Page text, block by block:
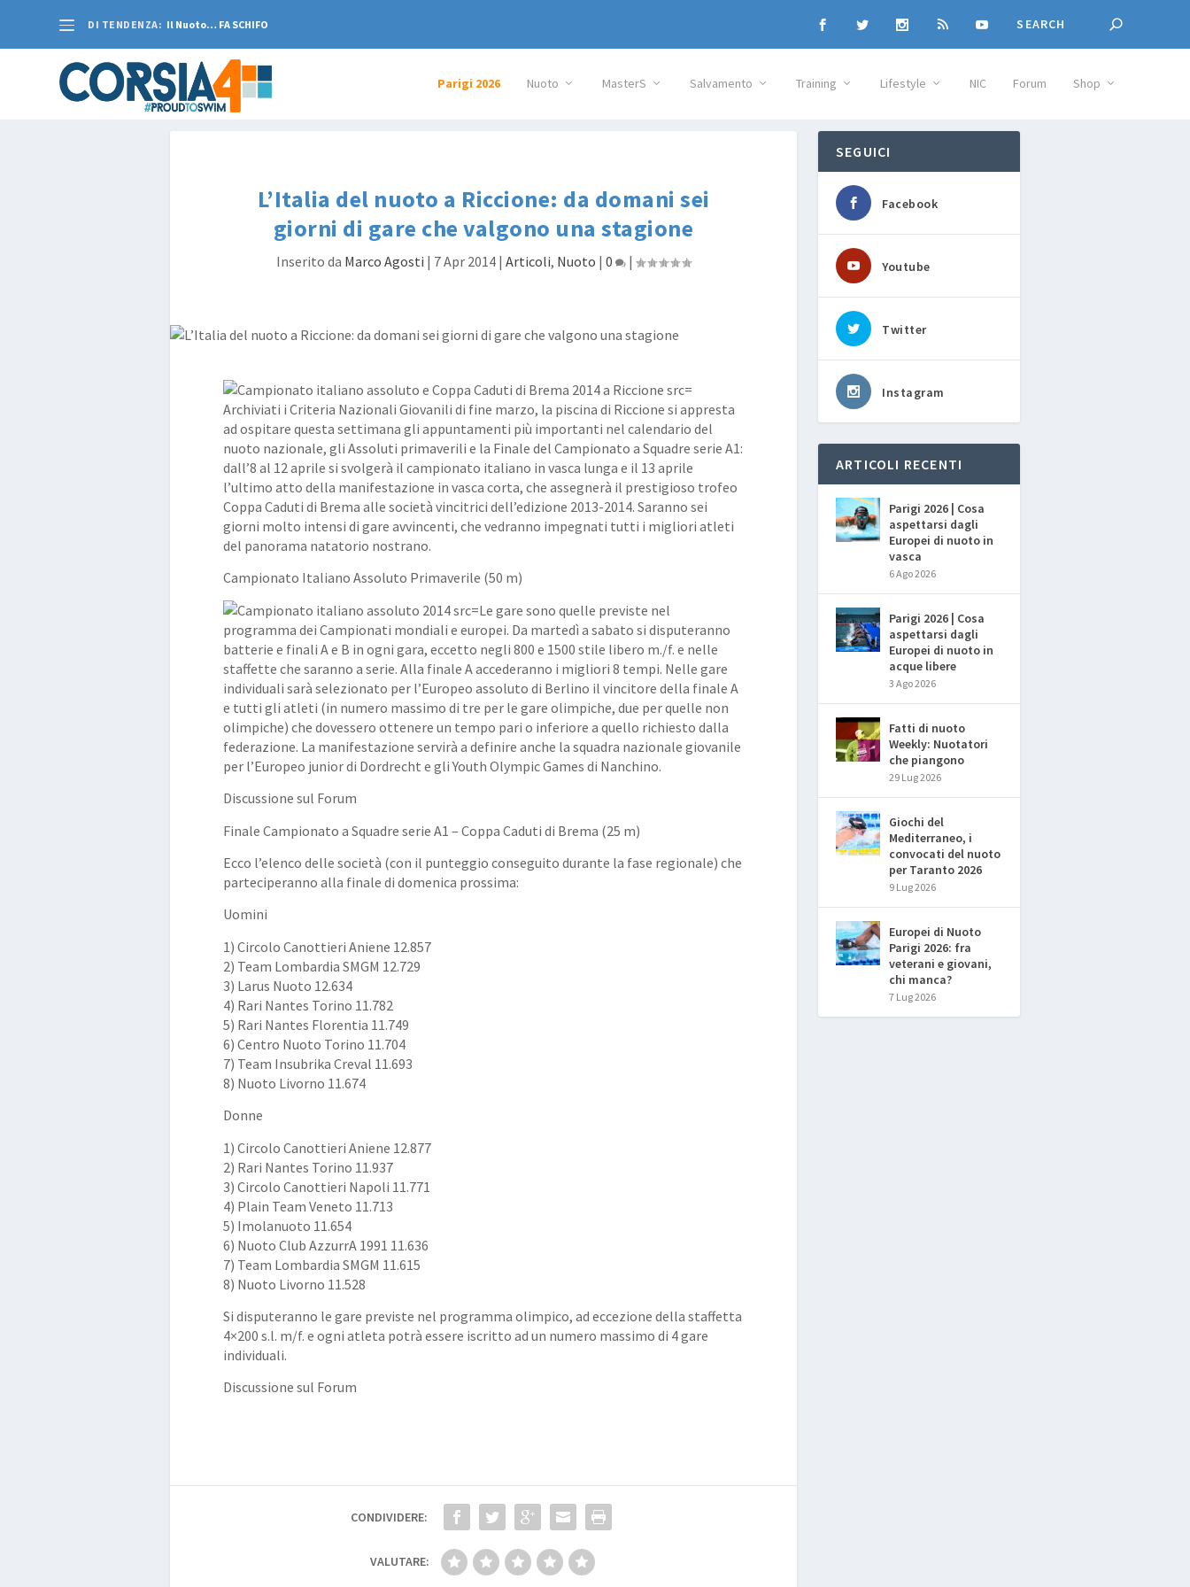
DI TENDENZA: Il Nuoto… FA SCHIFO
Parigi 2026 Nuoto MasterS Salvamento Training Lifestyle NIC Forum Shop
L’Italia del nuoto a Riccione: da domani sei
giorni di gare che valgono una stagione
Inserito da Marco Agosti | 7 Apr 2014 | Articoli, Nuoto | 0 |
Archiviati i Criteria Nazionali Giovanili di fine marzo, la piscina di Riccione si appresta
ad ospitare questa settimana gli appuntamenti più importanti nel calendario del
nuoto nazionale, gli Assoluti primaverili e la Finale del Campionato a Squadre serie A1:
dall’8 al 12 aprile si svolgerà il campionato italiano in vasca lunga e il 13 aprile
l’ultimo atto della manifestazione in vasca corta, che assegnerà il prestigioso trofeo
Coppa Caduti di Brema alle società vincitrici dell’edizione 2013-2014. Saranno sei
giorni molto intensi di gare avvincenti, che vedranno impegnati tutti i migliori atleti
del panorama natatorio nostrano.
Campionato Italiano Assoluto Primaverile (50 m)
Le gare sono quelle previste nel
programma dei Campionati mondiali e europei. Da martedì a sabato si disputeranno
batterie e finali A e B in ogni gara, eccetto negli 800 e 1500 stile libero m./f. e nelle
staffette che saranno a serie. Alla finale A accederanno i migliori 8 tempi. Nelle gare
individuali sarà selezionato per l’Europeo assoluto di Berlino il vincitore della finale A
e tutti gli atleti (in numero massimo di tre per le gare olimpiche, due per quelle non
olimpiche) che dovessero ottenere un tempo pari o inferiore a quello richiesto dalla
federazione. La manifestazione servirà a definire anche la squadra nazionale giovanile
per l’Europeo junior di Dordrecht e gli Youth Olympic Games di Nanchino.
Discussione sul Forum
Finale Campionato a Squadre serie A1 – Coppa Caduti di Brema (25 m)
Ecco l’elenco delle società (con il punteggio conseguito durante la fase regionale) che
parteciperanno alla finale di domenica prossima:
Uomini
1) Circolo Canottieri Aniene 12.857
2) Team Lombardia SMGM 12.729
3) Larus Nuoto 12.634
4) Rari Nantes Torino 11.782
5) Rari Nantes Florentia 11.749
6) Centro Nuoto Torino 11.704
7) Team Insubrika Creval 11.693
8) Nuoto Livorno 11.674
Donne
1) Circolo Canottieri Aniene 12.877
2) Rari Nantes Torino 11.937
3) Circolo Canottieri Napoli 11.771
4) Plain Team Veneto 11.713
5) Imolanuoto 11.654
6) Nuoto Club AzzurrA 1991 11.636
7) Team Lombardia SMGM 11.615
8) Nuoto Livorno 11.528
Si disputeranno le gare previste nel programma olimpico, ad eccezione della staffetta
4×200 s.l. m/f. e ogni atleta potrà essere iscritto ad un numero massimo di 4 gare
individuali.
Discussione sul Forum
CONDIVIDERE:
VALUTARE:
SEGUICI
Facebook
Youtube
Twitter
Instagram
ARTICOLI RECENTI
Parigi 2026 | Cosa
aspettarsi dagli
Europei di nuoto in
vasca
6 Ago 2026
Parigi 2026 | Cosa
aspettarsi dagli
Europei di nuoto in
acque libere
3 Ago 2026
Fatti di nuoto
Weekly: Nuotatori
che piangono
29 Lug 2026
Giochi del
Mediterraneo, i
convocati del nuoto
per Taranto 2026
9 Lug 2026
Europei di Nuoto
Parigi 2026: fra
veterani e giovani,
chi manca?
7 Lug 2026